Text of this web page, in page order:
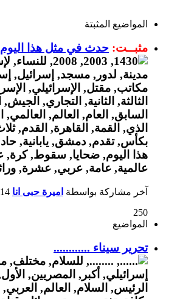
المواضيع المثبتة
مثبــت: حدث في مثل هذا اليوم
آخر مشاركة بواسطة اميرة حبى انا
250
المواضيع
تحرير سيناء ............